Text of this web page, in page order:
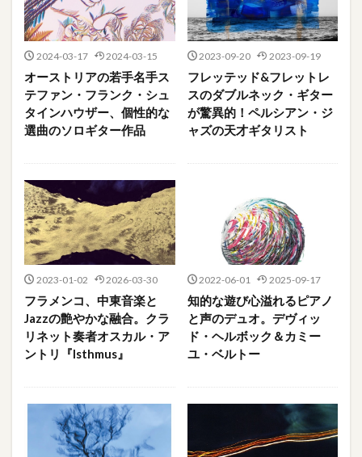
2024-03-17 2024-03-15
オーストリアの若手名手ス
テファン・フランク・シュ
タインハウザー、個性的な
選曲のソロギター作品
2023-09-20 2023-09-19
フレッテッド&フレットレ
スのダブルネック・ギター
が驚異的！ペルシアン・ジ
ャズの天才ギタリスト
2023-01-02 2026-03-30
フラメンコ、中東音楽と
Jazzの艶やかな融合。クラ
リネット奏者オスカル・ア
ントリ『Isthmus』
2022-06-01 2025-09-17
知的な遊び心溢れるピアノ
と声のデュオ。デヴィッ
ド・ヘルボック＆カミー
ユ・ベルトー